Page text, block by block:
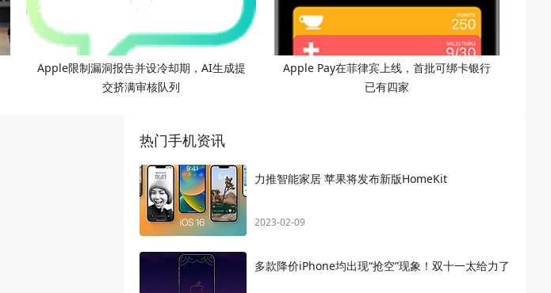
Apple限制漏洞报告并设冷却期，AI生成提
交挤满审核队列
Apple Pay在菲律宾上线，首批可绑卡银行
已有四家
热门手机资讯
力推智能家居 苹果将发布新版HomeKit
2023-02-09
多款降价iPhone均出现“抢空”现象！双十一太给力了